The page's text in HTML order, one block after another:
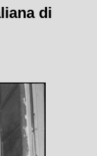
di